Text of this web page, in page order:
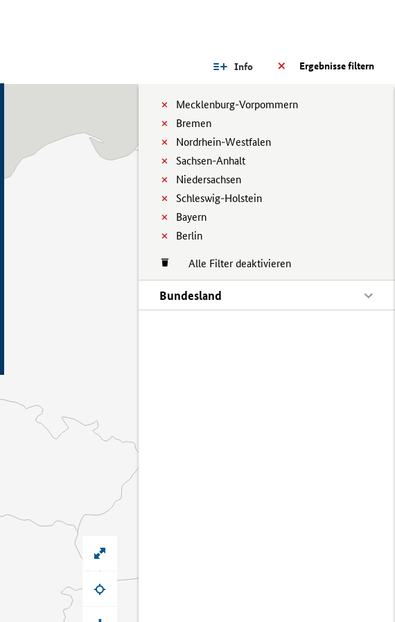
Ergebnisse filtern
Info
Mecklenburg-Vorpommern
Bremen
Nordrhein-Westfalen
Sachsen-Anhalt
Niedersachsen
Schleswig-Holstein
Bayern
Berlin
Alle Filter deaktivieren
Bundesland